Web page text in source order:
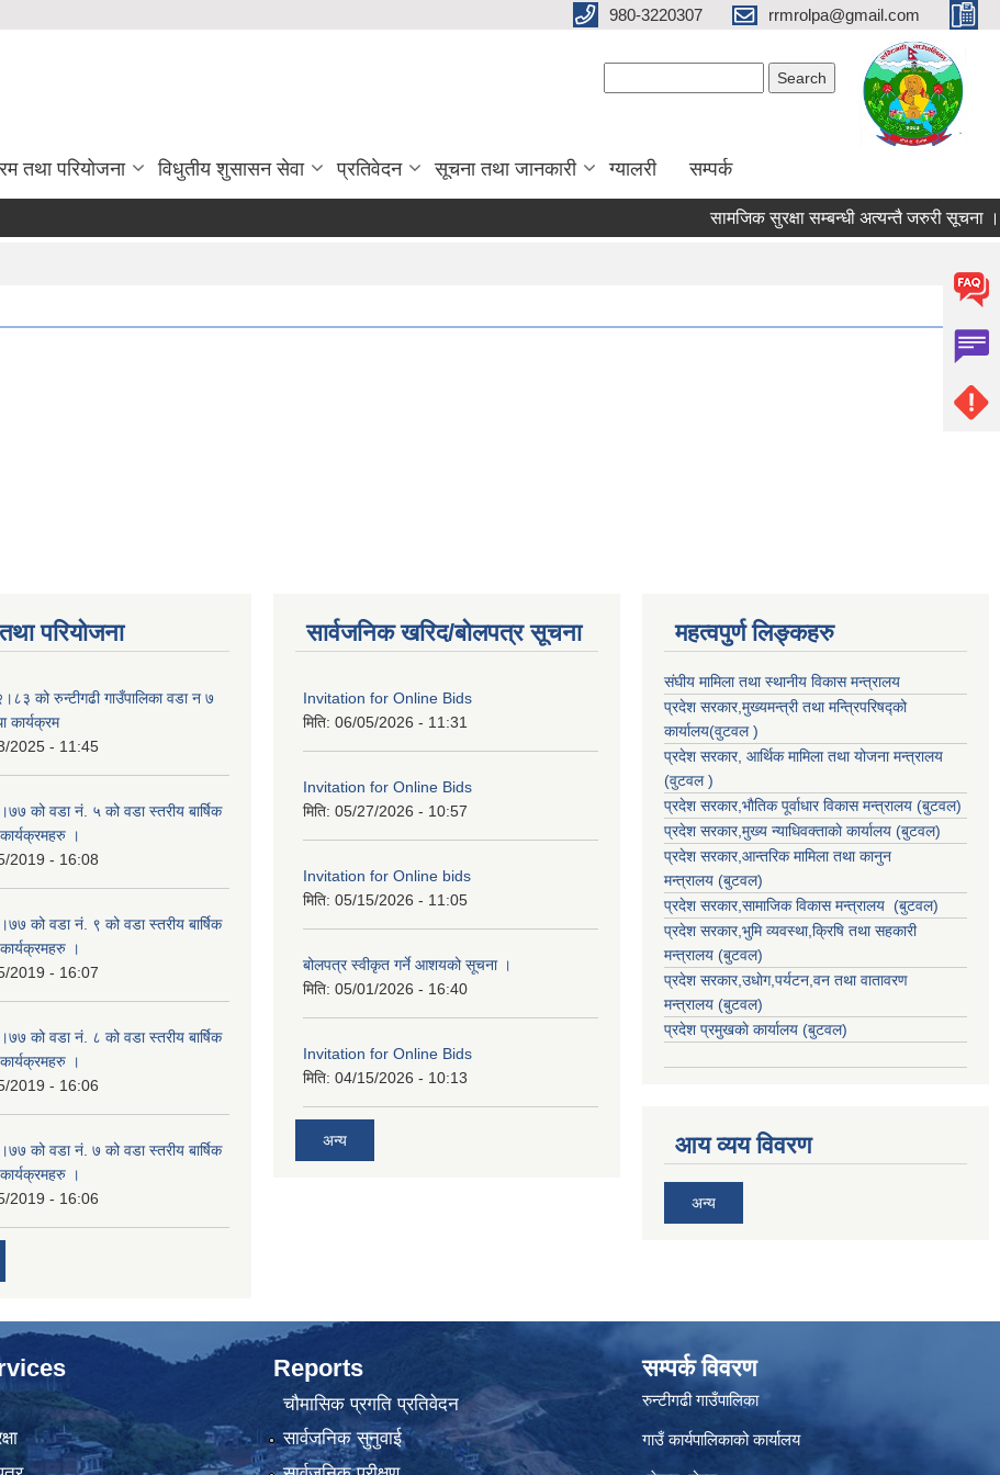
980-3220307 rrmrolpa@gmail.com
तथा परियोजना विधुतीय शुसासन सेवा प्रतिवेदन सूचना तथा जानकारी ग्यालरी सम्पर्क
सामजिक सुरक्षा सम्बन्धी अत्यन्तै जरुरी सूचना ।
परियोजना
को रुन्टीगढी गाउँपालिका वडा न ७
कार्यक्रम
2025 - 11:45
को वडा नं. ५ को वडा स्तरीय बार्षिक
।
2019 - 16:08
को वडा नं. ९ को वडा स्तरीय बार्षिक
।
2019 - 16:07
को वडा नं. ८ को वडा स्तरीय बार्षिक
।
2019 - 16:06
को वडा नं. ७ को वडा स्तरीय बार्षिक
।
2019 - 16:06
सार्वजनिक खरिद/बोलपत्र सूचना
Invitation for Online Bids
मिति: 06/05/2026 - 11:31
Invitation for Online Bids
मिति: 05/27/2026 - 10:57
Invitation for Online bids
मिति: 05/15/2026 - 11:05
बोलपत्र स्वीकृत गर्ने आशयको सूचना ।
मिति: 05/01/2026 - 16:40
Invitation for Online Bids
मिति: 04/15/2026 - 10:13
अन्य
महत्वपुर्ण लिङ्कहरु
संघीय मामिला तथा स्थानीय विकास मन्त्रालय
प्रदेश सरकार,मुख्यमन्त्री तथा मन्त्रिपरिषद्को
कार्यालय(वुटवल )
प्रदेश सरकार, आर्थिक मामिला तथा योजना मन्त्रालय
(वुटवल )
प्रदेश सरकार,भाैतिक पूर्वाधार विकास मन्त्रालय (बुटवल)
प्रदेश सरकार,मुख्य न्याधिवक्ताकाे कार्यालय (बुटवल)
प्रदेश सरकार,आन्तरिक मामिला तथा कानुन
मन्त्रालय (बुटवल)
प्रदेश सरकार,सामाजिक विकास मन्त्रालय (बुटवल)
प्रदेश सरकार,भुमि व्यवस्था,क्रिषि तथा सहकारी
मन्त्रालय (बुटवल)
प्रदेश सरकार,उधाेग,पर्यटन,वन तथा वातावरण
मन्त्रालय (बुटवल)
प्रदेश प्रमुखकाे कार्यालय (बुटवल)
आय व्यय विवरण
अन्य
Reports
चौमासिक प्रगति प्रतिवेदन
सार्वजनिक सुनुवाई
सम्पर्क विवरण
रुन्टीगढी गाउँपालिका
गाउँ कार्यपालिकाको कार्यालय